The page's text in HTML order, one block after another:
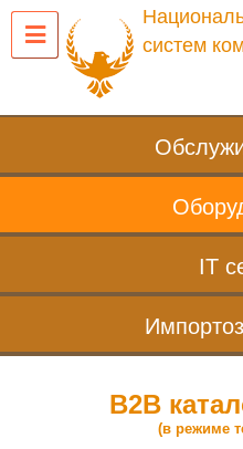
систем
IT
B2B
(в режиме